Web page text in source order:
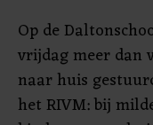
Op de
vrijdag meer dan
naar huis
het RIVM: bij